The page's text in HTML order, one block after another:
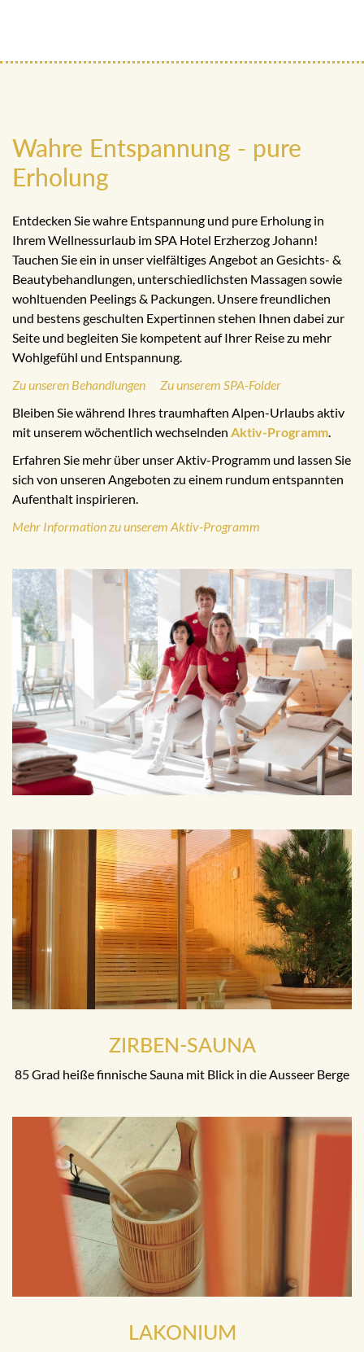
Wahre Entspannung - pure
Erholung
Entdecken Sie wahre Entspannung und pure Erholung in
Ihrem Wellnessurlaub im SPA Hotel Erzherzog Johann!
Tauchen Sie ein in unser vielfältiges Angebot an Gesichts- &
Beautybehandlungen, unterschiedlichsten Massagen sowie
wohltuenden Peelings & Packungen. Unsere freundlichen
und bestens geschulten Expertinnen stehen Ihnen dabei zur
Seite und begleiten Sie kompetent auf Ihrer Reise zu mehr
Wohlgefühl und Entspannung.
Zu unseren Behandlungen Zu unserem SPA-Folder
Bleiben Sie während Ihres traumhaften Alpen-Urlaubs aktiv
mit unserem wöchentlich wechselnden Aktiv-Programm
Erfahren Sie mehr über unser Aktiv-Programm und lassen Sie
sich von unseren Angeboten zu einem rundum entspannten
Aufenthalt inspirieren.
Mehr Information zu unserem Aktiv-Programm
ZIRBEN-SAUNA
85 Grad heiße finnische Sauna mit Blick in die Ausseer Berge
LAKONIUM